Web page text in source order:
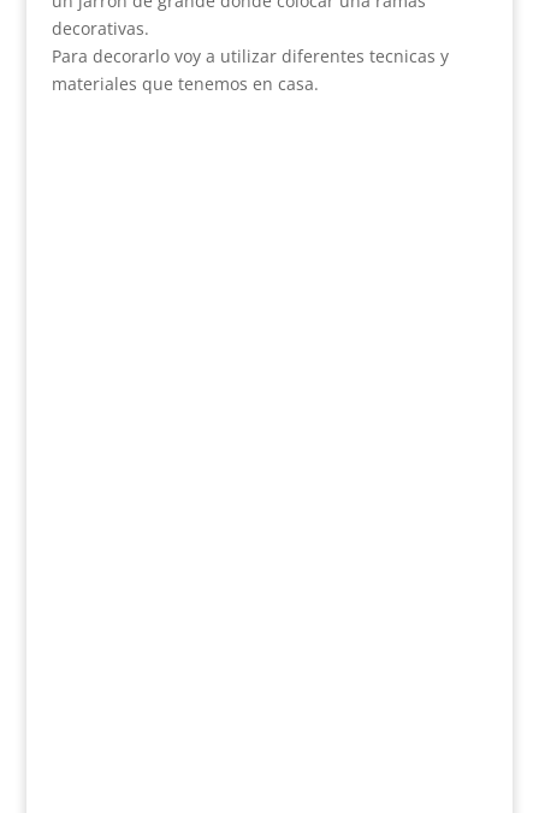
decorativas.
Para decorarlo voy a utilizar diferentes tecnicas y
materiales que tenemos en casa.